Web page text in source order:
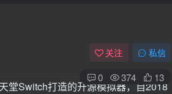
关注 私信
0 374 13
堂Switch打造的开源模拟器，自2018